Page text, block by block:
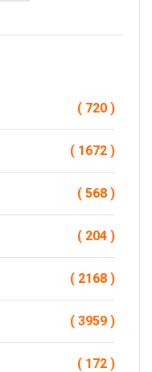
( 720 )
( 1672 )
( 568 )
( 204 )
( 2168 )
( 3959 )
( 172 )